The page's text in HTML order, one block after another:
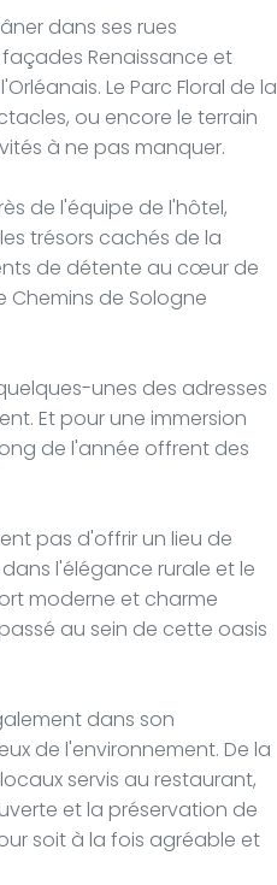
dans ses rues
Renaissance et
Le Parc Floral de la
ou encore le terrain
à ne pas manquer.
de l'équipe de l'hôtel,
trésors cachés de la
de détente au cœur de
Chemins de Sologne
unes des adresses
Et pour une immersion
de l'année offrent des
pas d'offrir un lieu de
l'élégance rurale et le
moderne et charme
au sein de cette oasis
dans son
de l'environnement. De la
servis au restaurant,
et la préservation de
soit à la fois agréable et